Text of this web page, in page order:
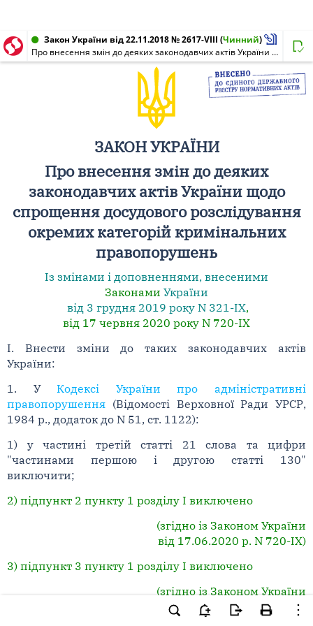
Закон України від 22.11.2018 № 2617-VIII (Чинний)
Про внесення змін до деяких законодавчих актів України щодо спрощення досудового розслідування окремих категорій кримінальних правопорушень